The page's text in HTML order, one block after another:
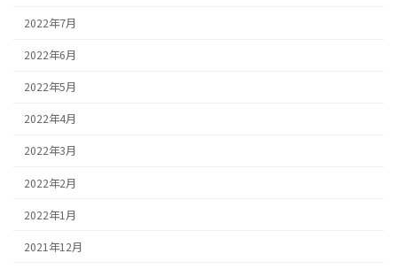
2022年7月
2022年6月
2022年5月
2022年4月
2022年3月
2022年2月
2022年1月
2021年12月